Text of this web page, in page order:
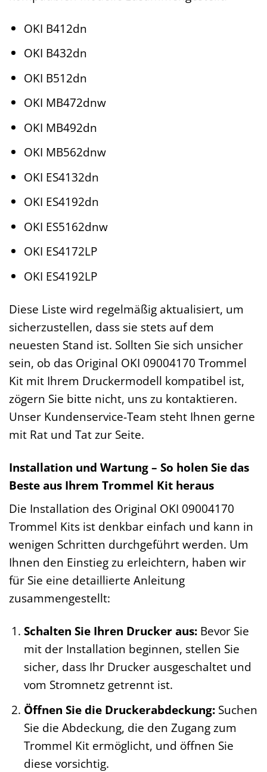
OKI B412dn
OKI B432dn
OKI B512dn
OKI MB472dnw
OKI MB492dn
OKI MB562dnw
OKI ES4132dn
OKI ES4192dn
OKI ES5162dnw
OKI ES4172LP
OKI ES4192LP
Diese Liste wird regelmäßig aktualisiert, um
sicherzustellen, dass sie stets auf dem
neuesten Stand ist. Sollten Sie sich unsicher
sein, ob das Original OKI 09004170 Trommel
Kit mit Ihrem Druckermodell kompatibel ist,
zögern Sie bitte nicht, uns zu kontaktieren.
Unser Kundenservice-Team steht Ihnen gerne
mit Rat und Tat zur Seite.
Installation und Wartung – So holen Sie das
Beste aus Ihrem Trommel Kit heraus
Die Installation des Original OKI 09004170
Trommel Kits ist denkbar einfach und kann in
wenigen Schritten durchgeführt werden. Um
Ihnen den Einstieg zu erleichtern, haben wir
für Sie eine detaillierte Anleitung
zusammengestellt:
Schalten Sie Ihren Drucker aus:Bevor Sie
mit der Installation beginnen, stellen Sie
sicher, dass Ihr Drucker ausgeschaltet und
vom Stromnetz getrennt ist.
Öffnen Sie die Druckerabdeckung:Suchen
Sie die Abdeckung, die den Zugang zum
Trommel Kit ermöglicht, und öffnen Sie
diese vorsichtig.